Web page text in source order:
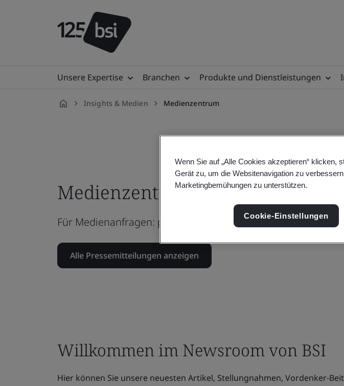
Unsere Expertise Branchen Produkte und Dienstleistungen
Insights & Medien Medienzentrum
Medienzentrum
Für Medienanfragen: pressoffice@bsigroup.com
Alle Pressemitteilungen anzeigen
Willkommen im Newsroom von BSI
Hier können Sie unsere neuesten Artikel, Stellungnahmen, Vordenker-
Wenn Sie auf „Alle Cookies akzeptieren“ klicken,
Gerät zu, um die Websitenavigation zu
Marketingbemühungen zu unterstützen.
Cookie-Einstellungen